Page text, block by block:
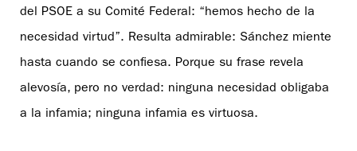
del PSOE a su Comité Federal: “hemos hecho de la
necesidad virtud”. Resulta admirable: Sánchez miente
hasta cuando se confiesa. Porque su frase revela
alevosía, pero no verdad: ninguna necesidad obligaba
a la infamia; ninguna infamia es virtuosa.